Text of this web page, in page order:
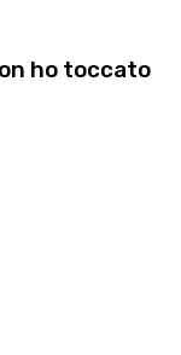
ho toccato